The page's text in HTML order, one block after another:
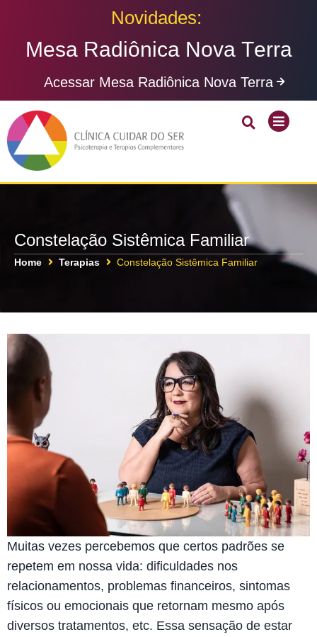
Novidades:
Mesa Radiônica Nova Terra
Acessar Mesa Radiônica Nova Terra
Constelação Sistêmica Familiar
Home Terapias Constelação Sistêmica Familiar
Muitas vezes percebemos que certos padrões se
repetem em nossa vida: dificuldades nos
relacionamentos, problemas financeiros, sintomas
físicos ou emocionais que retornam mesmo após
diversos tratamentos, etc. Essa sensação de estar